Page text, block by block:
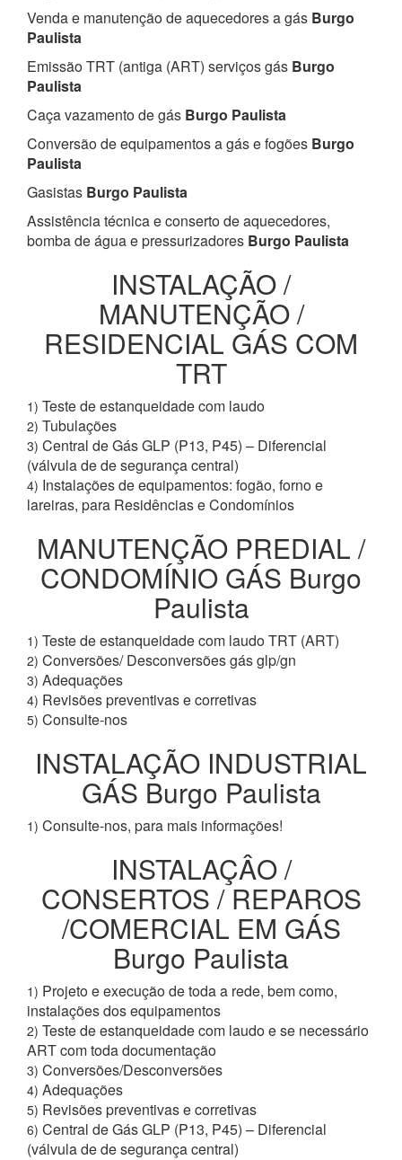
Venda e manutenção de aquecedores a gás Burgo
Paulista
Emissão TRT (antiga (ART) serviços gás Burgo
Paulista
Caça vazamento de gás Burgo Paulista
Conversão de equipamentos a gás e fogões Burgo
Paulista
Gasistas Burgo Paulista
Assistência técnica e conserto de aquecedores,
bomba de água e pressurizadores Burgo Paulista
INSTALAÇÃO /
MANUTENÇÃO /
RESIDENCIAL GÁS COM
TRT
1) Teste de estanqueidade com laudo
2) Tubulações
3) Central de Gás GLP (P13, P45) – Diferencial
(válvula de de segurança central)
4) Instalações de equipamentos: fogão, forno e
lareiras, para Residências e Condomínios
MANUTENÇÃO PREDIAL /
CONDOMÍNIO GÁS Burgo
Paulista
1) Teste de estanqueidade com laudo TRT (ART)
2) Conversões/ Desconversões gás glp/gn
3) Adequações
4) Revisões preventivas e corretivas
5) Consulte-nos
INSTALAÇÃO INDUSTRIAL
GÁS Burgo Paulista
1) Consulte-nos, para mais informações!
INSTALAÇÂO /
CONSERTOS / REPAROS
/COMERCIAL EM GÁS
Burgo Paulista
1) Projeto e execução de toda a rede, bem como,
instalações dos equipamentos
2) Teste de estanqueidade com laudo e se necessário
ART com toda documentação
3) Conversões/Desconversões
4) Adequações
5) Revisões preventivas e corretivas
6) Central de Gás GLP (P13, P45) – Diferencial
(válvula de de segurança central)